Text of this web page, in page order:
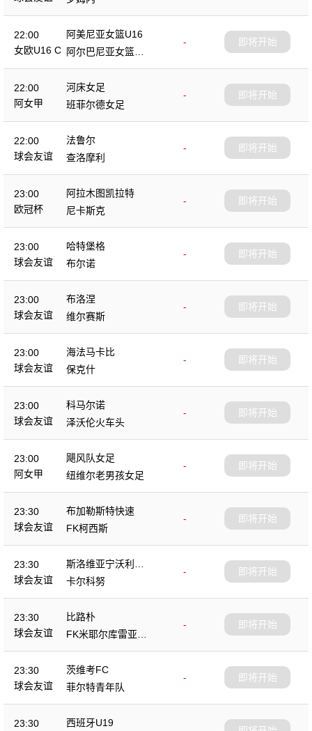
22:00
女欧U16 C
阿美尼亚女篮U16
-
阿尔巴尼亚女篮U1
6
即将开始
22:00
阿女甲
河床女足
-
班菲尔德女足
即将开始
22:00
球会友谊
法鲁尔
-
查洛摩利
即将开始
23:00
欧冠杯
阿拉木图凯拉特
-
尼卡斯克
即将开始
23:00
球会友谊
哈特堡格
-
布尔诺
即将开始
23:00
球会友谊
布洛涅
-
维尔赛斯
即将开始
23:00
球会友谊
海法马卡比
-
保克什
即将开始
23:00
球会友谊
科马尔诺
-
泽沃伦火车头
即将开始
23:00
阿女甲
飓风队女足
-
纽维尔老男孩女足
即将开始
23:30
球会友谊
布加勒斯特快速
-
FK柯西斯
即将开始
23:30
球会友谊
斯洛维亚宁沃利博
茨
-
卡尔科努
即将开始
23:30
球会友谊
比路朴
-
FK米耶尔库雷亚丘
克
即将开始
23:30
球会友谊
茨维考FC
-
菲尔特青年队
即将开始
23:30 西班牙U19